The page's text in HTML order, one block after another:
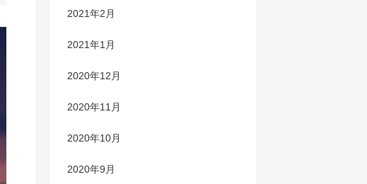
2021年2月
2021年1月
2020年12月
2020年11月
2020年10月
2020年9月